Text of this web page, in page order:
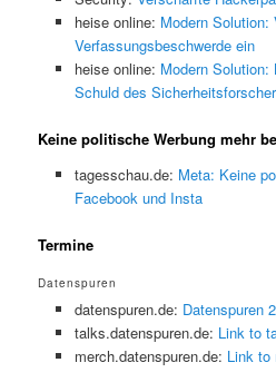
heise online: Modern Solution:
Verfassungsbeschwerde ein
heise online: Modern
Schuld des
Keine politische Werbung mehr
tagesschau.de: Meta: Keine
Facebook und Insta
Termine
Datenspuren
datenspuren.de: Datenspuren
talks.datenspuren.de: Link to
merch.datenspuren.de: Link to